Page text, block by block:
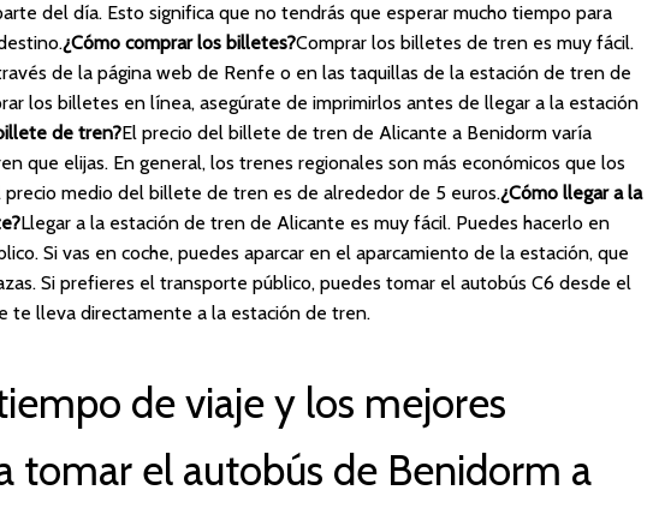
del día. Esto significa que no tendrás que esperar mucho tiempo para
¿Cómo comprar los billetes?Comprar los billetes de tren es muy fácil.
de la página web de Renfe o en las taquillas de la estación de tren de
los billetes en línea, asegúrate de imprimirlos antes de llegar a la estación
de tren?El precio del billete de tren de Alicante a Benidorm varía
que elijas. En general, los trenes regionales son más económicos que los
medio del billete de tren es de alrededor de 5 euros.¿Cómo llegar a la
Llegar a la estación de tren de Alicante es muy fácil. Puedes hacerlo en
Si vas en coche, puedes aparcar en el aparcamiento de la estación, que
Si prefieres el transporte público, puedes tomar el autobús C6 desde el
te lleva directamente a la estación de tren.
de viaje y los mejores
tomar el autobús de Benidorm a